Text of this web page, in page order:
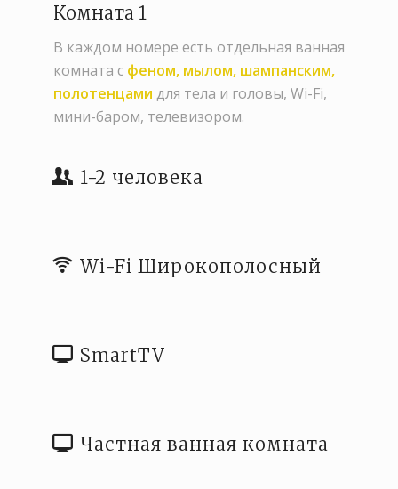
Комната 1
В каждом номере есть отдельная ванная
комната с феном, мылом, шампанским,
полотенцами для тела и головы, Wi-Fi,
мини-баром, телевизором.
1-2 человека
Wi-Fi Широкополосный
SmartTV
Частная ванная комната